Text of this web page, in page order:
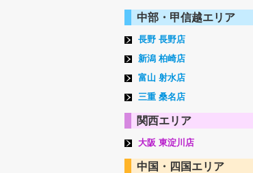
中部・甲信越エリア
長野 長野店
新潟 柏崎店
富山 射水店
三重 桑名店
関西エリア
大阪 東淀川店
中国・四国エリア